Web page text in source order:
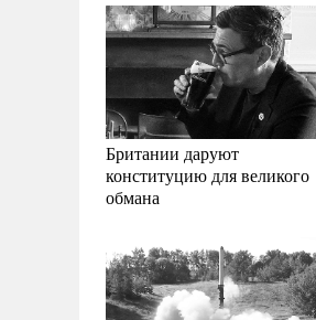
Британии даруют
конституцию для великого
обмана